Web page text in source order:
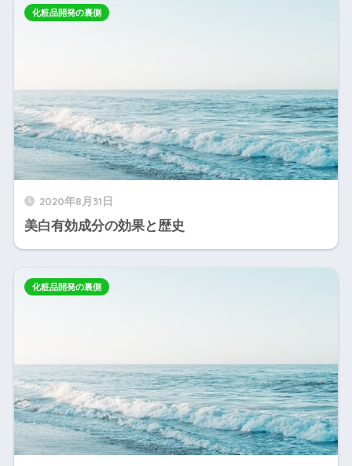
2020年8月31日
美白有効成分の効果と歴史
化粧品開発の裏側
化粧品開発の裏側